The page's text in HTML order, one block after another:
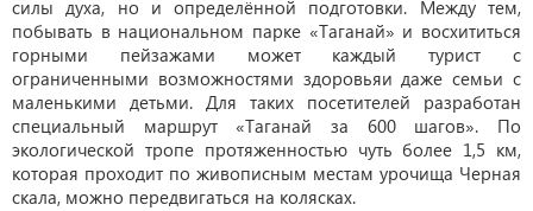
силы духа, но и определённой подготовки. Между тем,
побывать в национальном парке «Таганай» и восхититься
горными пейзажами может каждый турист с
ограниченными возможностями здоровьяи даже семьи с
маленькими детьми. Для таких посетителей разработан
специальный маршрут «Таганай за 600 шагов». По
экологической тропе протяженностью чуть более 1,5 км,
которая проходит по живописным местам урочища Черная
скала, можно передвигаться на колясках.